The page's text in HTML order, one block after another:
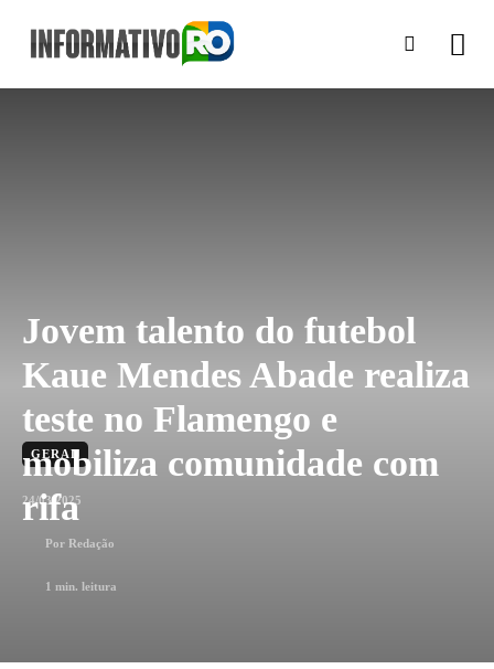
Jovem talento do futebol
Kaue Mendes Abade realiza
teste no Flamengo e
mobiliza comunidade com
rifa
GERAL
24/03/2025
Por Redação
1 min. leitura